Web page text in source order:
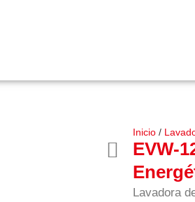
Inicio /
EVW-
Lavadora